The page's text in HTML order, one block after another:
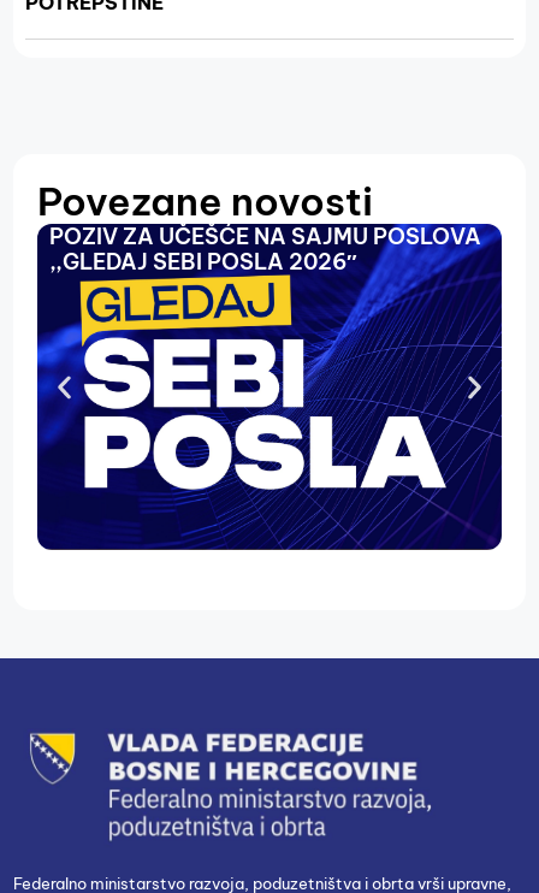
Povezane novosti
POZIV ZA UČEŠĆE NA SAJMU POSLOVA
,,GLEDAJ SEBI POSLA 2026″
Federalno ministarstvo razvoja, poduzetništva i obrta vrši upravne,